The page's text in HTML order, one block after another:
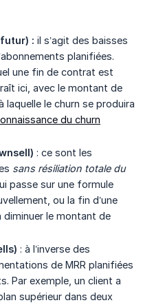
: il s’agit des baisses
planifiées.
une fin de contrat est
ici, avec le montant de
laquelle le churn se produira
du churn
: ce sont les
sans résiliation totale du
passe sur une formule
ou la fin d’une
le montant de
: à l’inverse des
de MRR planifiées
Par exemple, un client a
supérieur dans deux